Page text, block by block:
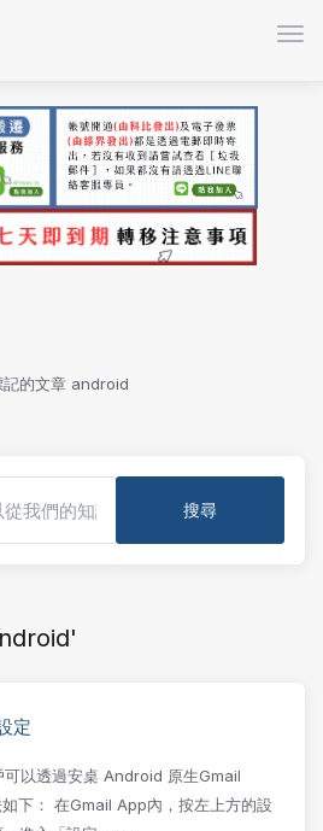
切
記的文章 android
定
以透過安桌 Android 原生Gmail
下： 在Gmail App內，按左上方的設